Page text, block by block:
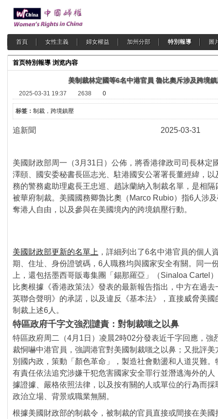
首頁 女性主義 婦女權益 加州分部 特別報導 圖
首页特別報導 浏览内容
美制裁林定國等6名中港官員 魯比奧斥涉及跨境
2025-03-31 19:37 2638 0
标签： 制裁 ， 跨境鎮壓
追新聞 2025-03-31
美國財政部周一（3月31日）公佈，將香港律政司司長林定
澤頤、國安委秘書長區志光、 駐港國安公署署長董經緯， 以
務的警務處助理處長王忠巡、 趙詠蘭納入制裁名單，是相
被華府制裁。 美國國務卿魯比奧（Marco Rubio）指6人涉
奪港人自由， 以及參與在美國境內的跨境鎮壓行動。
美國財政部更新的名單上 ，詳細列出了6名中港官員的個人
期、住址、身份證號碼，6人職務均與國家安全有關。 同一
上，還包括墨西哥販毒集團「錫那羅亞」（Sinaloa Cartel
比奧根據《香港政策法》 發表的最新報告指出，中方在過去
英聯合聲明》 的承諾，以及違反《基本法》，直接威脅美國
制裁上述6人。
特區政府千字文強烈譴責：對制裁嗤之以鼻
特區政府周二（4月1日）凌晨2時02分發表近千字回應， 強
裁恫嚇中港官員， 強調港官對美國制裁嗤之以鼻； 又批評美
別國内政，策動「顏色革命」， 製造社會動盪和人道災難。
有責任依法追究涉嫌干犯危害國家安全罪行並潛逃海外的人
據證據、嚴格依照法律， 以及按有關的人或單位的行為而
政治立場、 背景或職業無關。
根據美國財政部的制裁令， 被制裁的官員直接或間接在美國